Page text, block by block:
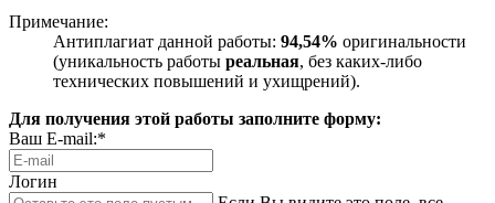
Примечание:
Антиплагиат данной работы: 94,54% оригинальности
(уникальность работы реальная, без каких-либо
технических повышений и ухищрений).
Для получения этой работы заполните форму:
Ваш E-mail:*
Логин